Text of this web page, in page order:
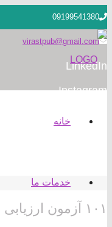
09199541380
virastpub@gmail.com
LinkedIn
Instagram
خانه
خدمات ما
۱۰۱ آزمون ارزیابی عملکرد